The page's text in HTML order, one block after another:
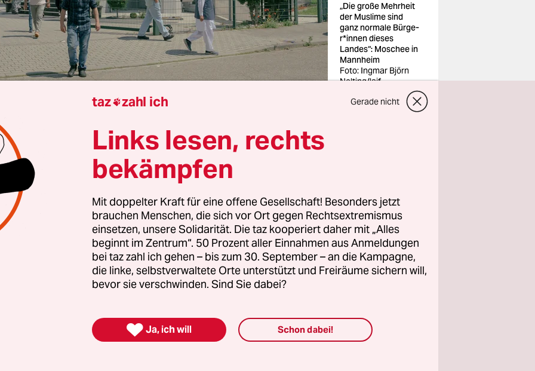
„Die große Mehrheit
der Muslime sind
ganz normale Bür­ge­
r*in­nen dieses
Landes“: Moschee in
Mannheim
Foto: Ingmar Björn
Nolting/laif
von Frederik Eikmanns
wohin steuert die Islampolitik der schwarz-roten
Wir bewegen uns zurück dahin, dass sich jede
mit den Formen des Islam ausschließlich um
oder andere Probleme dreht. Und selbst in diesem
die Bundesregierung einen rückwärtsgewandten
islamistischen Radikalisierung im Internet – auf
eingefärbten, fachlich umstrittenen und
taz zahl ich Gerade nicht
Links lesen, rechts
bekämpfen
Mit doppelter Kraft für eine offene Gesellschaft! Besonders jetzt
brauchen Menschen, die sich vor Ort gegen Rechtsextremismus
einsetzen, unsere Solidarität. Die taz kooperiert daher mit „Alles
beginnt im Zentrum“. 50 Prozent aller Einnahmen aus Anmeldungen
bei taz zahl ich gehen – bis zum 30. September – an die Kampagne,
die linke, selbstverwaltete Orte unterstützt und Freiräume sichern will,
bevor sie verschwinden. Sind Sie dabei?
 Ja, ich will Schon dabei!